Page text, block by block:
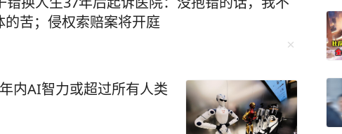
亚锦赛与亚运会。心中满是
接下来专注术后康复，一步
中发挥出色，取得好成绩，
排球馆举行公开训练课。图
日举办的国家女排公开训练
苦；侵权索赔案将开庭
内AI智力或超过所有人类